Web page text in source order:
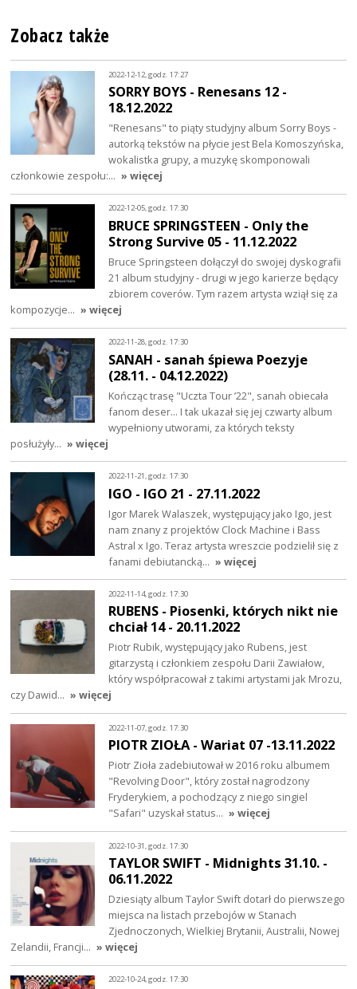
Zobacz także
2022-12-12, godz. 17:27
SORRY BOYS - Renesans 12 -
18.12.2022
"Renesans" to piąty studyjny album Sorry Boys -
autorką tekstów na płycie jest Bela Komoszyńska,
wokalistka grupy, a muzykę skomponowali
członkowie zespołu:… » więcej
2022-12-05, godz. 17:30
BRUCE SPRINGSTEEN - Only the
Strong Survive 05 - 11.12.2022
Bruce Springsteen dołączył do swojej dyskografii
21 album studyjny - drugi w jego karierze będący
zbiorem coverów. Tym razem artysta wziął się za
kompozycje… » więcej
2022-11-28, godz. 17:30
SANAH - sanah śpiewa Poezyje
(28.11. - 04.12.2022)
Kończąc trasę "Uczta Tour ’22", sanah obiecała
fanom deser... I tak ukazał się jej czwarty album
wypełniony utworami, za których teksty
posłużyły… » więcej
2022-11-21, godz. 17:30
IGO - IGO 21 - 27.11.2022
Igor Marek Walaszek, występujący jako Igo, jest
nam znany z projektów Clock Machine i Bass
Astral x Igo. Teraz artysta wreszcie podzielił się z
fanami debiutancką… » więcej
2022-11-14, godz. 17:30
RUBENS - Piosenki, których nikt nie
chciał 14 - 20.11.2022
Piotr Rubik, występujący jako Rubens, jest
gitarzystą i członkiem zespołu Darii Zawiałow,
który współpracował z takimi artystami jak Mrozu,
czy Dawid… » więcej
2022-11-07, godz. 17:30
PIOTR ZIOŁA - Wariat 07 -13.11.2022
Piotr Zioła zadebiutował w 2016 roku albumem
"Revolving Door", który został nagrodzony
Fryderykiem, a pochodzący z niego singiel
"Safari" uzyskał status… » więcej
2022-10-31, godz. 17:30
TAYLOR SWIFT - Midnights 31.10. -
06.11.2022
Dziesiąty album Taylor Swift dotarł do pierwszego
miejsca na listach przebojów w Stanach
Zjednoczonych, Wielkiej Brytanii, Australii, Nowej
Zelandii, Francji… » więcej
2022-10-24, godz. 17:30